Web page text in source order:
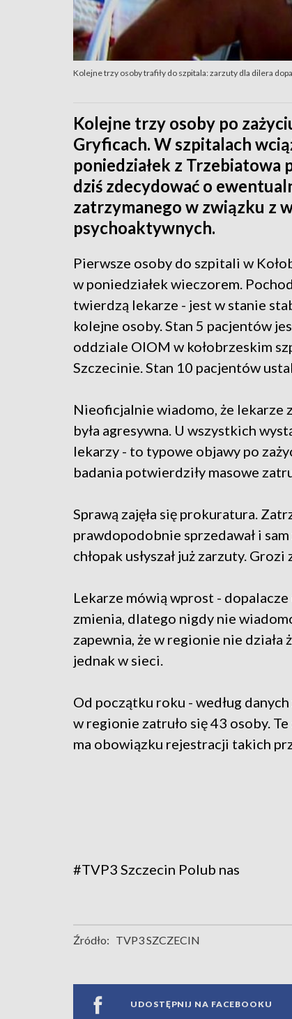
Kolejne trzy osoby trafiły do szpitala: zarzuty dla dilera
Kolejne trzy osoby po
Gryficach. W szpitalach
poniedziałek z Trzebiatowa
dziś zdecydować o
zatrzymanego w związku z
psychoaktywnych.
Pierwsze osoby do szpitali w
w poniedziałek wieczorem.
twierdzą lekarze - jest w stanie
kolejne osoby. Stan 5 pacjentów
oddziale OIOM w kołobrzeskim
Szczecinie. Stan 10 pacjentów
Nieoficjalnie wiadomo, że lekarze
była agresywna. U wszystkich
lekarzy - to typowe objawy po
badania potwierdziły masowe
Sprawą zajęła się prokuratura.
prawdopodobnie sprzedawał i
chłopak usłyszał już zarzuty.
Lekarze mówią wprost - dopalacze
zmienia, dlatego nigdy nie
zapewnia, że w regionie nie
jednak w sieci.
Od początku roku - według
w regionie zatruło się 43 osoby.
ma obowiązku rejestracji takich
#TVP3 Szczecin Polub nas
Źródło: TVP3 SZCZECIN
UDOSTĘPNIJ NA FACEBOOKU